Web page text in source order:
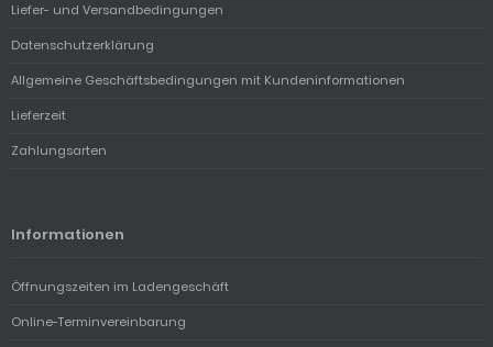
Liefer- und Versandbedingungen
Datenschutzerklärung
Allgemeine Geschäftsbedingungen mit Kundeninformationen
Lieferzeit
Zahlungsarten
Informationen
Öffnungszeiten im Ladengeschäft
Online-Terminvereinbarung